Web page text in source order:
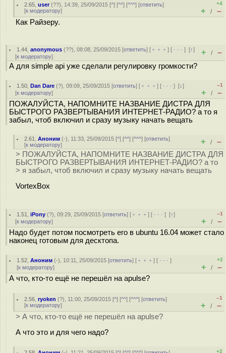
2.65 ,user(??), 14:39, 25/09/2015 [^] [^^] [^^^] [ответить]
[к модератору]
+4
+ / –
Как Райзеру.
1.44 ,anonymous (??), 08:08, 25/09/2015 [ответить] [ ﹢﹢﹢] [ · · ·][↑]
[к модератору] + / –
А для simple api уже сделали регулировку громкости?
1.50 ,Dan Dare (?), 09:09, 25/09/2015 [ответить] [ ﹢﹢﹢] [ · · ·][↓]
[к модератору]
–1
+ / –
ПОЖАЛУЙСТА, НАПОМНИТЕ НАЗВАНИЕ ДИСТРА ДЛЯ
БЫСТРОГО РАЗВЕРТЫВАНИЯ ИНТЕРНЕТ-РАДИО? а то я
забыл, чтоб включил и сразу музыку начать вещать
2.61 ,Аноним (-), 11:33, 25/09/2015 [^] [^^] [^^^] [ответить]
[к модератору] + / –
> ПОЖАЛУЙСТА, НАПОМНИТЕ НАЗВАНИЕ ДИСТРА ДЛЯ
БЫСТРОГО РАЗВЕРТЫВАНИЯ ИНТЕРНЕТ-РАДИО? а то
> я забыл, чтоб включил и сразу музыку начать вещать
VortexBox
1.51 ,iPony (?), 09:29, 25/09/2015 [ответить] [ ﹢﹢﹢] [ · · ·][↑]
[к модератору]
–1
+ / –
Надо будет потом посмотреть его в ubuntu 16.04 может стало
наконец готовым для десктопа.
1.52 ,Аноним (-), 10:11, 25/09/2015 [ответить] [ ﹢﹢﹢] [ · · ·]
[к модератору]
+2
+ / –
А что, кто-то ещё не перешёл на apulse?
2.56 ,ryoken (?), 11:00, 25/09/2015 [^] [^^] [^^^] [ответить]
[к модератору]
–1
+ / –
> А что, кто-то ещё не перешёл на apulse?
А что это и для чего надо?
+2